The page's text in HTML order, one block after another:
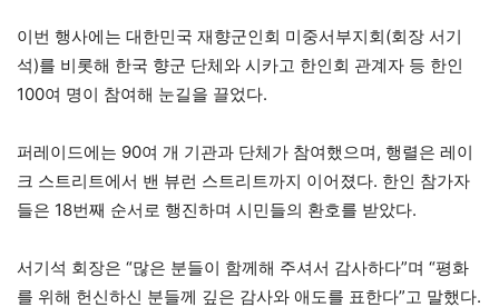
이번 행사에는 대한민국 재향군인회 미중서부지회(회장 서기
석)를 비롯해 한국 향군 단체와 시카고 한인회 관계자 등 한인
100여 명이 참여해 눈길을 끌었다.
퍼레이드에는 90여 개 기관과 단체가 참여했으며, 행렬은 레이
크 스트리트에서 밴 뷰런 스트리트까지 이어졌다. 한인 참가자
들은 18번째 순서로 행진하며 시민들의 환호를 받았다.
서기석 회장은 “많은 분들이 함께해 주셔서 감사하다”며 “평화
를 위해 헌신하신 분들께 깊은 감사와 애도를 표한다”고 말했다.